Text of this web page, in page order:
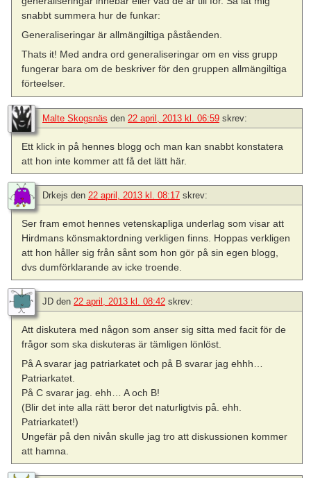
snabbt summera hur de funkar:
Generaliseringar är allmängiltiga påståenden.
Thats it! Med andra ord generaliseringar om en viss grupp
fungerar bara om de beskriver för den gruppen allmängiltiga
förteelser.
Malte Skogsnäs den 22 april, 2013 kl. 06:59 skrev:
Ett klick in på hennes blogg och man kan snabbt konstatera
att hon inte kommer att få det lätt här.
Drkejs den 22 april, 2013 kl. 08:17 skrev:
Ser fram emot hennes vetenskapliga underlag som visar att
Hirdmans könsmaktordning verkligen finns. Hoppas verkligen
att hon håller sig från sånt som hon gör på sin egen blogg,
dvs dumförklarande av icke troende.
JD den 22 april, 2013 kl. 08:42 skrev:
Att diskutera med någon som anser sig sitta med facit för de
frågor som ska diskuteras är tämligen lönlöst.
På A svarar jag patriarkatet och på B svarar jag ehhh…
Patriarkatet.
På C svarar jag. ehh… A och B!
(Blir det inte alla rätt beror det naturligtvis på. ehh.
Patriarkatet!)
Ungefär på den nivån skulle jag tro att diskussionen kommer
att hamna.